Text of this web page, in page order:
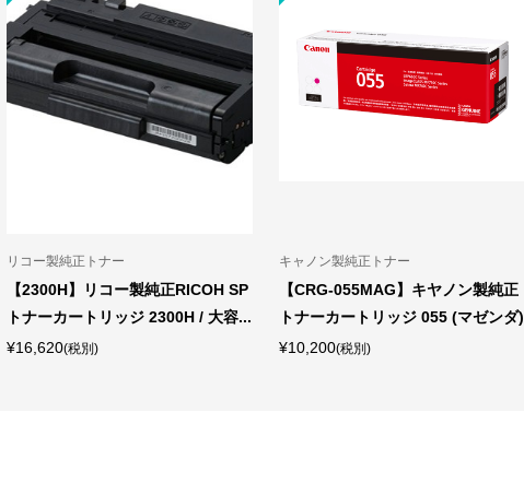
リコー製純正トナー
【2300H】リコー製純正RICOH SP
トナーカートリッジ 2300H / 大容...
¥16,620(税別)
キャノン製純正トナー
【CRG-055MAG】キヤノン製純正
トナーカートリッジ 055 (マゼンダ)
¥10,200(税別)